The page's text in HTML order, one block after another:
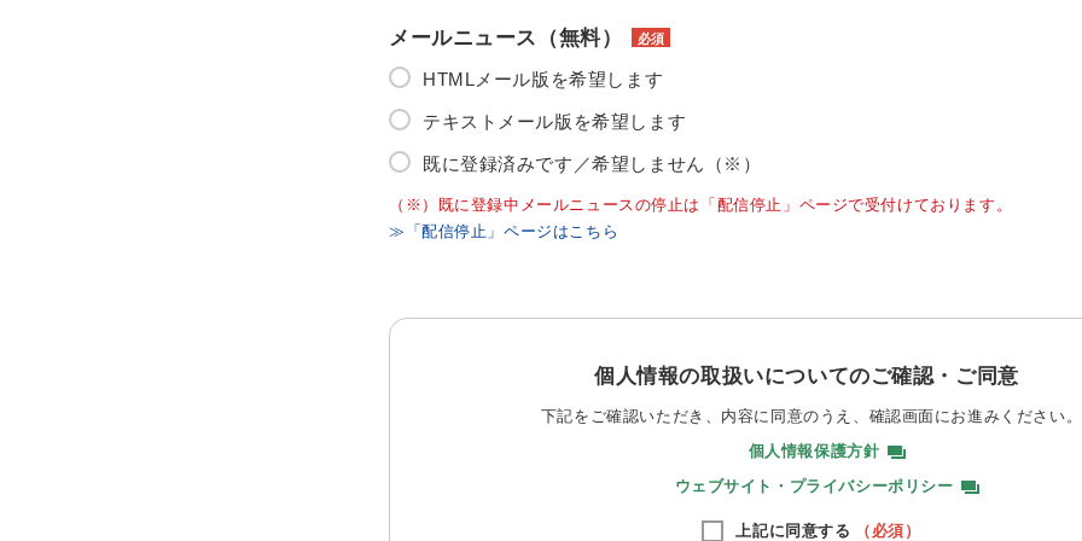
メールニュース（無料） 必須
HTMLメール版を希望します
テキストメール版を希望します
既に登録済みです／希望しません（※）
（※）既に登録中メールニュースの停止は「配信停止」ページで受付けております。
≫「配信停止」ページはこちら
個人情報の取扱いについてのご確認・ご同意
下記をご確認いただき、内容に同意のうえ、 確認画面にお進みください。
個人情報保護方針
ウェブサイト・プライバシーポリシー
上記に同意する （必須）